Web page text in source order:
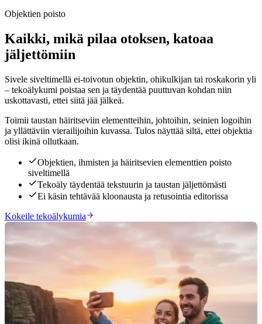
Objektien poisto
Kaikki, mikä pilaa otoksen, katoaa
jäljettömiin
Sivele siveltimellä ei-toivotun objektin, ohikulkijan tai roskakorin yli
– tekoälykumi poistaa sen ja täydentää puuttuvan kohdan niin
uskottavasti, ettei siitä jää jälkeä.
Toimii taustan häiritseviin elementteihin, johtoihin, seinien logoihin
ja yllättäviin vierailijoihin kuvassa. Tulos näyttää siltä, ettei objektia
olisi ikinä ollutkaan.
Objektien, ihmisten ja häiritsevien elementtien poisto
siveltimellä
Tekoäly täydentää tekstuurin ja taustan jäljettömästi
Ei käsin tehtävää kloonausta ja retusointia editorissa
Kokeile tekoälykumia